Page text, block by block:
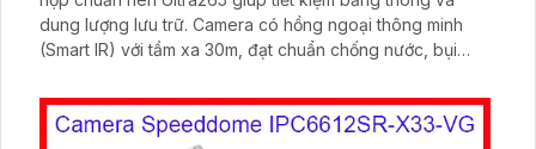
dung lượng lưu trữ. Camera có hồng ngoại thông minh
(Smart IR) với tầm xa 30m, đạt chuẩn chống nước, bụi
trong mọi điều kiện, hỗ trợ PoE giúp lắp đặt dễ dàng và
tiết kiệm chi phí.